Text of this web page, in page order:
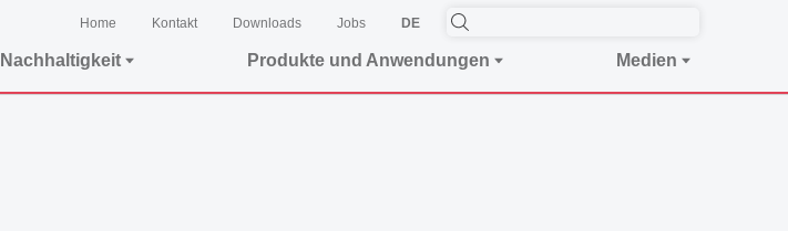
Home Kontakt Downloads Jobs DE
Nachhaltigkeit Produkte und Anwendungen Medien